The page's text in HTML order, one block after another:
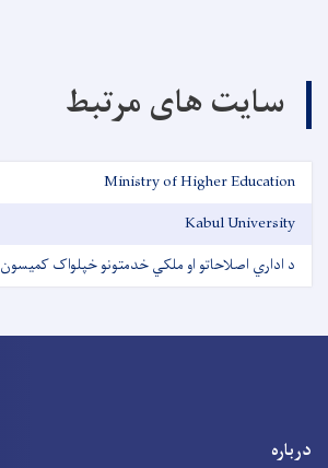
سایت های مرتبط
Ministry of Higher Education
Kabul University
د اداري اصلاحاتو او ملکي خدمتونو خپلواک کمیسون
درباره